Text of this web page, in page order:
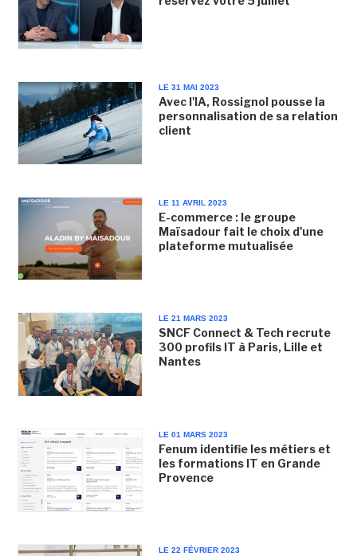
LE 31 MAI 2023
Avec l'IA, Rossignol pousse la
personnalisation de sa relation
client
LE 11 AVRIL 2023
E-commerce : le groupe
Maïsadour fait le choix d'une
plateforme mutualisée
LE 21 MARS 2023
SNCF Connect & Tech recrute
300 profils IT à Paris, Lille et
Nantes
LE 01 MARS 2023
Fenum identifie les métiers et
les formations IT en Grande
Provence
LE 22 FÉVRIER 2023